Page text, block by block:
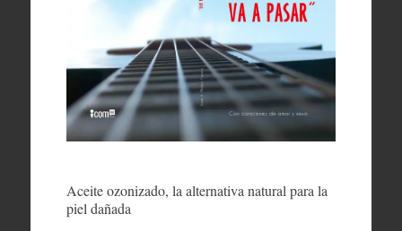
Aceite ozonizado, la alternativa natural para la
piel dañada